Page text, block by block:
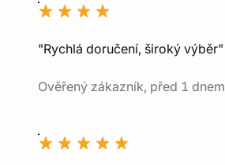
"Rychlá doručení, široký výběr"
Ověřený zákazník, před 1 dnem